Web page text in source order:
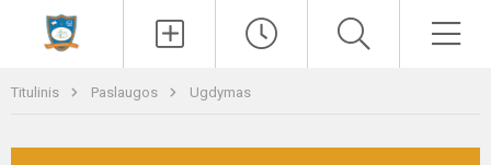
Titulinis Paslaugos Ugdymas